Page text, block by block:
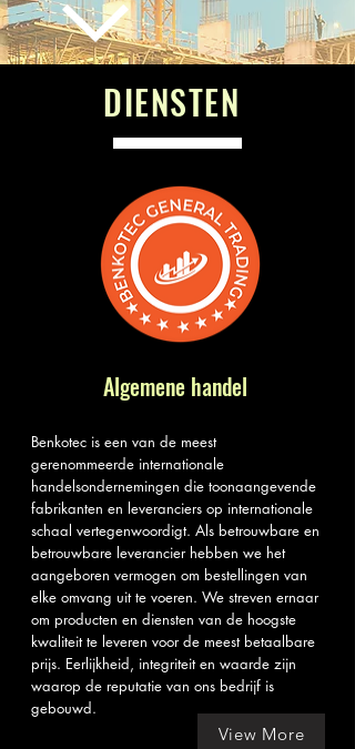
DIENSTEN
Algemene handel
Benkotec is een van de meest
gerenommeerde internationale
handelsondernemingen die toonaangevende
fabrikanten en leveranciers op internationale
schaal vertegenwoordigt. Als betrouwbare en
betrouwbare leverancier hebben we het
aangeboren vermogen om bestellingen van
elke omvang uit te voeren. We streven ernaar
om producten en diensten van de hoogste
kwaliteit te leveren voor de meest betaalbare
prijs. Eerlijkheid, integriteit en waarde zijn
waarop de reputatie van ons bedrijf is
gebouwd.
View More